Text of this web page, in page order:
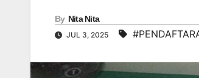
By Nita Nita
JUL 3, 2025